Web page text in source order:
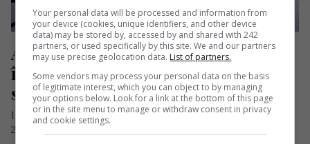
Anul bisect și ziua de 29 februarie
în tradiția populară, curiozități și
superstiții
Luna februarie a acestui an are 29 de zile în calendar, iar anul
2020 este an bisect. Ziua de 29…
Your personal data will be processed and information from
your device (cookies, unique identifiers, and other device
data) may be stored by, accessed by and shared with 242
partners, or used specifically by this site. We and our partners
may use precise geolocation data. List of partners.
Some vendors may process your personal data on the basis
of legitimate interest, which you can object to by managing
your options below. Look for a link at the bottom of this page
or in the site menu to manage or withdraw consent in privacy
and cookie settings.